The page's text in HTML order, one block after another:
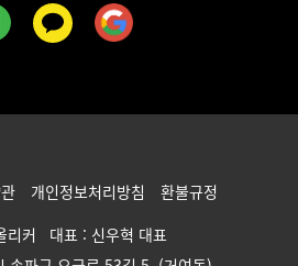
개인정보처리방침
환불규정
리커 대표 : 신우혁 대표